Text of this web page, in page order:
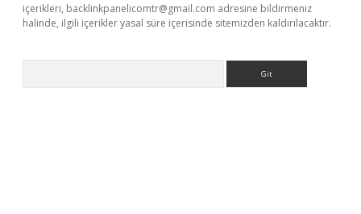
içerikleri, backlinkpanelicomtr@gmail.com adresine bildirmeniz
halinde, ilgili içerikler yasal süre içerisinde sitemizden kaldırılacaktır.